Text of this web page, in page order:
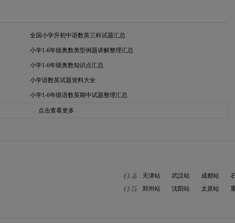
全国小学升初中语数英三科试题汇总
小学1-6年级奥数类型例题讲解整理汇总
小学1-6年级奥数知识点汇总
小学语数英试题资料大全
小学1-6年级语数英期中试题整理汇总
点击查看更多
天津站 武汉站 成都站
郑州站 沈阳站 太原站